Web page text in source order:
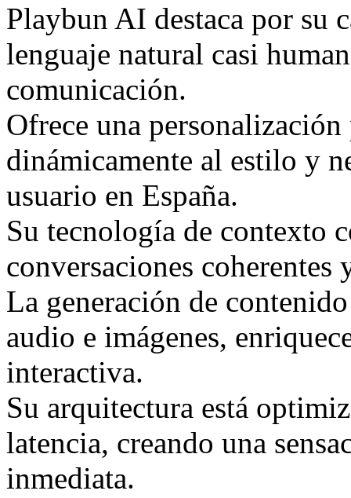
Playbun AI destaca por su
lenguaje natural casi
comunicación.
Ofrece una
dinámicamente al estilo y
usuario en España.
Su tecnología de contexto
conversaciones
La generación de
audio e imágenes,
interactiva.
Su arquitectura está
latencia, creando una
inmediata.